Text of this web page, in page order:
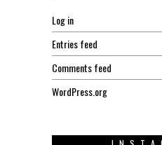
Log in
Entries feed
Comments feed
WordPress.org